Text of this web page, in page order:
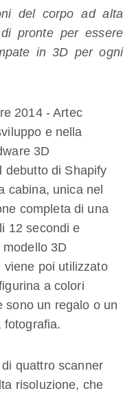
del corpo ad alta
pronte per essere
in 3D per ogni
2014 - Artec
e nella
3D
debutto di Shapify
cabina, unica nel
completa di una
12 secondi e
3D
viene poi utilizzato
a colori
sono un regalo o un
fotografia.
quattro scanner
risoluzione, che